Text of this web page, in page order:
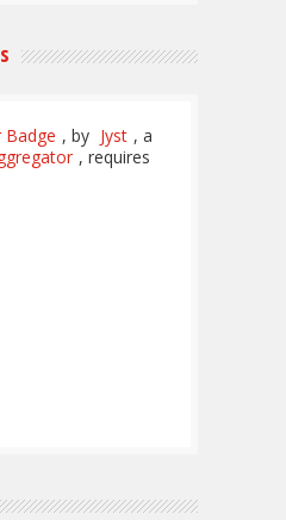
Badge , by Jyst , a
, requires